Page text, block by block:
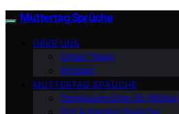
Muttertag Sprüche
ÜBER UNS
Unser Team
Kontakt
MUTTERTAG SPRÜCHE
Dankessprüche für Mütter
DIY & Karten-Sprüche